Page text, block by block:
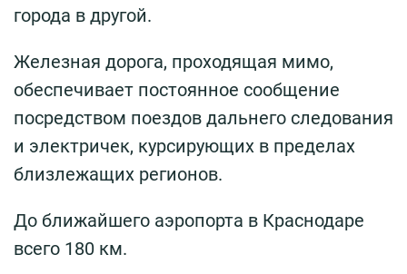
города в другой.
Железная дорога, проходящая мимо,
обеспечивает постоянное сообщение
посредством поездов дальнего следования
и электричек, курсирующих в пределах
близлежащих регионов.
До ближайшего аэропорта в Краснодаре
всего 180 км.